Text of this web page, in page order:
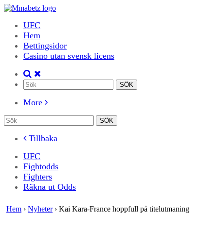
UFC
Hem
Bettingsidor
Casino utan svensk licens
More
Tillbaka
UFC
Fightodds
Fighters
Räkna ut Odds
Hem › Nyheter› Kai Kara-France hoppfull på titelutmaning